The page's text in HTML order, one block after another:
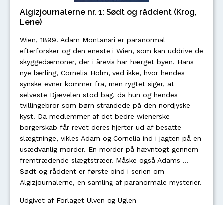
Algizjournalerne nr. 1: Sødt og råddent (Krog,
Lene)
Wien, 1899. Adam Montanari er paranormal
efterforsker og den eneste i Wien, som kan uddrive de
skyggedæmoner, der i årevis har hærget byen. Hans
nye lærling, Cornelia Holm, ved ikke, hvor hendes
synske evner kommer fra, men rygtet siger, at
selveste Djævelen stod bag, da hun og hendes
tvillingebror som børn strandede på den nordjyske
kyst. Da medlemmer af det bedre wienerske
borgerskab får revet deres hjerter ud af besatte
slægtninge, vikles Adam og Cornelia ind i jagten på en
usædvanlig morder. En morder på hævntogt gennem
fremtrædende slægtstræer. Måske også Adams …
Sødt og råddent er første bind i serien om
Algizjournalerne, en samling af paranormale mysterier.
Udgivet af Forlaget Ulven og Uglen